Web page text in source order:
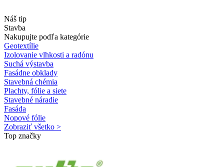
Náš tip
Stavba
Nakupujte podľa kategórie
Geotextílie
Izolovanie vlhkosti a radónu
Suchá výstavba
Fasádne obklady
Stavebná chémia
Plachty, fólie a siete
Stavebné náradie
Fasáda
Nopové fólie
Zobraziť všetko >
Top značky